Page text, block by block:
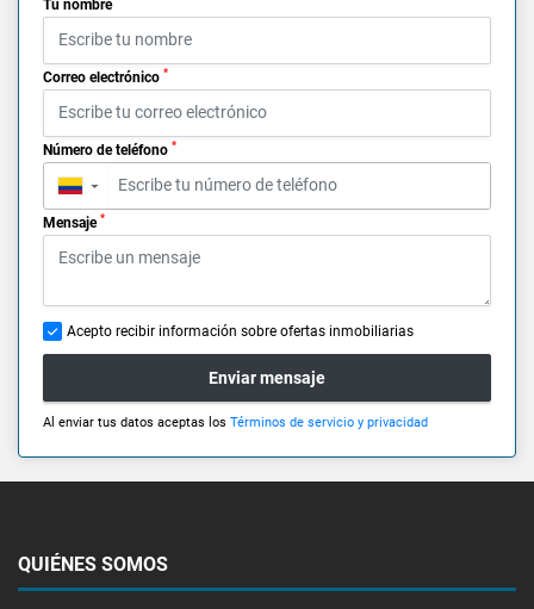
Tu nombre
Correo electrónico *
Número de teléfono *
▼
Mensaje *
Acepto recibir información sobre ofertas inmobiliarias
Enviar mensaje
Al enviar tus datos aceptas los Términos de servicio y privacidad
QUIÉNES SOMOS